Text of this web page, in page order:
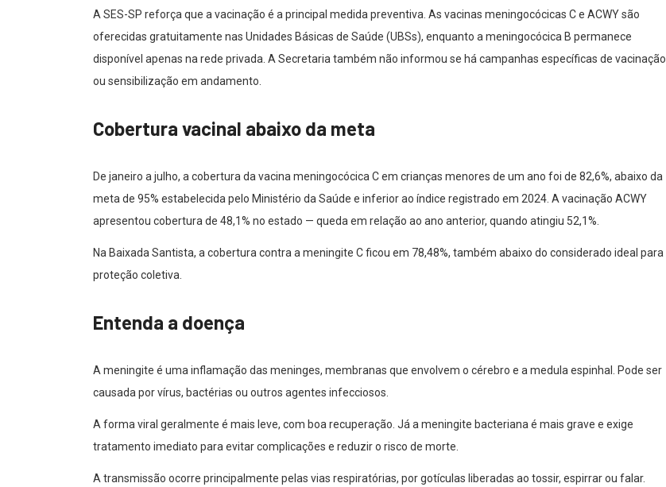
A SES-SP reforça que a vacinação é a principal medida preventiva. As vacinas meningocócicas C e ACWY são
oferecidas gratuitamente nas Unidades Básicas de Saúde (UBSs), enquanto a meningocócica B permanece
disponível apenas na rede privada. A Secretaria também não informou se há campanhas específicas de vacinação
ou sensibilização em andamento.
Cobertura vacinal abaixo da meta
De janeiro a julho, a cobertura da vacina meningocócica C em crianças menores de um ano foi de 82,6%, abaixo da
meta de 95% estabelecida pelo Ministério da Saúde e inferior ao índice registrado em 2024. A vacinação ACWY
apresentou cobertura de 48,1% no estado — queda em relação ao ano anterior, quando atingiu 52,1%.
Na Baixada Santista, a cobertura contra a meningite C ficou em 78,48%, também abaixo do considerado ideal para
proteção coletiva.
Entenda a doença
A meningite é uma inflamação das meninges, membranas que envolvem o cérebro e a medula espinhal. Pode ser
causada por vírus, bactérias ou outros agentes infecciosos.
A forma viral geralmente é mais leve, com boa recuperação. Já a meningite bacteriana é mais grave e exige
tratamento imediato para evitar complicações e reduzir o risco de morte.
A transmissão ocorre principalmente pelas vias respiratórias, por gotículas liberadas ao tossir, espirrar ou falar.